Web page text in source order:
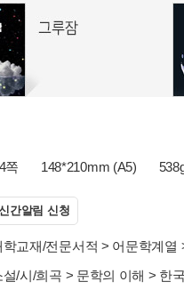
쪽 148*210mm (A5)
간알림 신청
학교재/전문서적 > 어문학계열
설/시/희곡 > 문학의 이해 > 한